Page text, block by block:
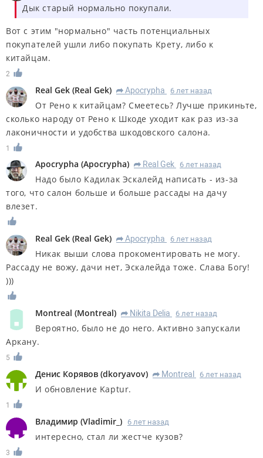
Дык старый нормально покупали.
Вот с этим "нормально" часть потенциальных
покупателей ушли либо покупать Крету, либо к
китайцам.
2
Real Gek (Real Gek) R Apocrypha 6 лет назад
От Рено к китайцам? Смеетесь? Лучше прикиньте,
сколько народу от Рено к Шкоде уходит как раз из-за
лаконичности и удобства шкодовского салона.
1
Apocrypha (Apocrypha) R Real Gek 6 лет назад
Надо было Кадилак Эскалейд написать - из-за
того, что салон больше и больше рассады на дачу
влезет.
Real Gek (Real Gek) R Apocrypha 6 лет назад
Никак выши слова прокоментировать не могу.
Рассаду не вожу, дачи нет, Эскалейда тоже. Слава Богу!
)))
Montreal (Montreal) R Nikita Delia 6 лет назад
Вероятно, было не до него. Активно запускали
Аркану.
5
Денис Корявов (dkoryavov) R Montreal 6 лет назад
И обновление Kaptur.
1
Владимир (Vladimir_ ) 6 лет назад
интересно, стал ли жестче кузов?
3